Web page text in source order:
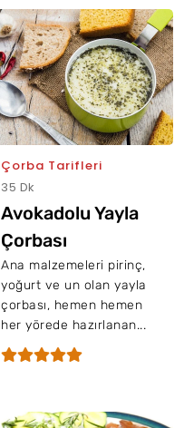
Çorba Tarifleri
35 Dk
Avokadolu Yayla
Çorbası
Ana malzemeleri pirinç,
yoğurt ve un olan yayla
çorbası, hemen hemen
her yörede hazırlanan...